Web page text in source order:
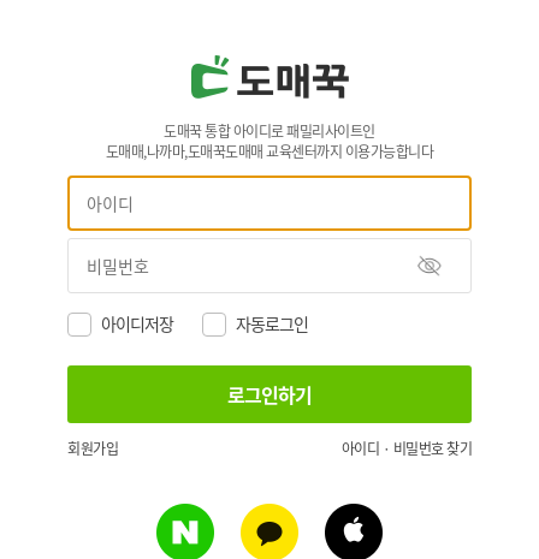
도매꾹 통합 아이디로 패밀리사이트인
도매매,나까마,도매꾹도매매 교육센터까지 이용가능합니다
아이디저장 자동로그인
회원가입 아이디 · 비밀번호 찾기